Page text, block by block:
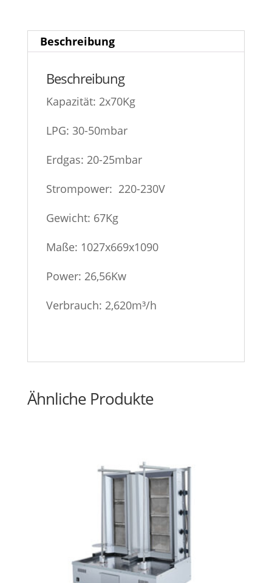
Beschreibung
Beschreibung
Kapazität: 2x70Kg
LPG: 30-50mbar
Erdgas: 20-25mbar
Strompower: 220-230V
Gewicht: 67Kg
Maße: 1027x669x1090
Power: 26,56Kw
Verbrauch: 2,620m³/h
Ähnliche Produkte